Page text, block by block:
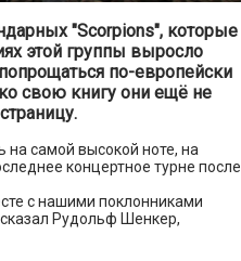
"Scorpions", которые
этой группы выросло
по-европейски
свою книгу они ещё не
на самой высокой ноте, на
концертное турне после
с нашими поклонниками
Рудольф Шенкер,